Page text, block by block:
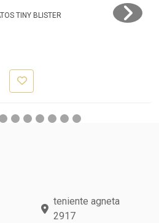
TINY BLISTER
teniente agneta
2917